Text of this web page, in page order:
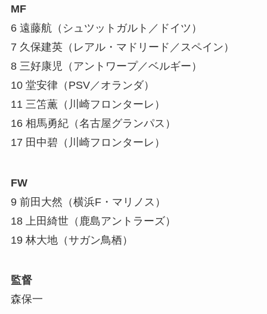
MF
6 遠藤航（シュツットガルト／ドイツ）
7 久保建英（レアル・マドリード／スペイン）
8 三好康児（アントワープ／ベルギー）
10 堂安律（PSV／オランダ）
11 三笘薫（川崎フロンターレ）
16 相馬勇紀（名古屋グランパス）
17 田中碧（川崎フロンターレ）
FW
9 前田大然（横浜F・マリノス）
18 上田綺世（鹿島アントラーズ）
19 林大地（サガン鳥栖）
監督
森保一